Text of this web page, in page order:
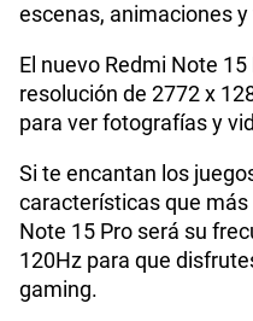
Lector de Huella
Dimensión
VoLTE
VoWiFi
escenas, animaciones y
El nuevo Redmi Note
resolución de 2772 x
para ver fotografías y
Si te encantan los
características que más
Note 15 Pro será su
120Hz para que
gaming.